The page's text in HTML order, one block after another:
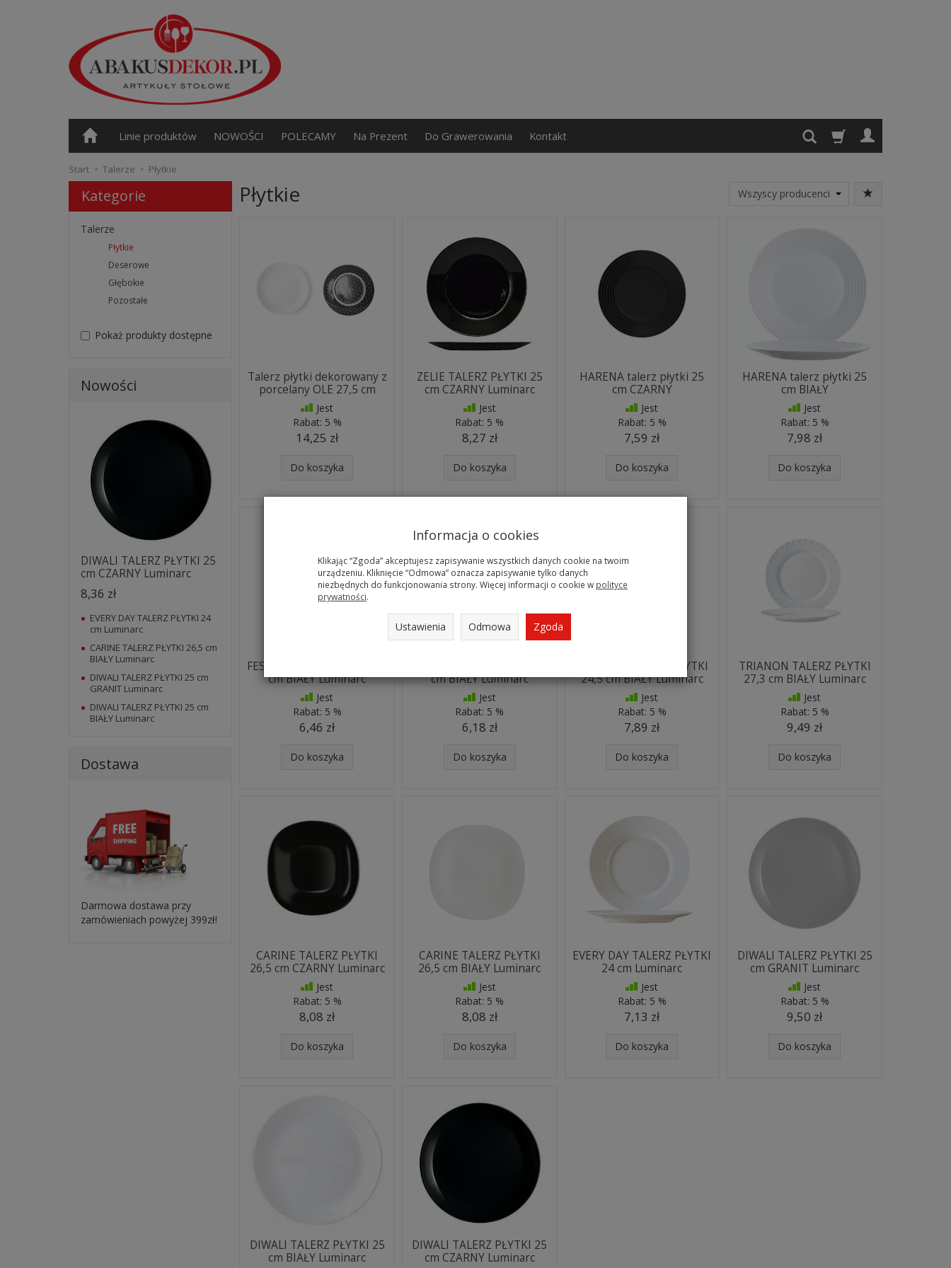
Linie produktów NOWOŚCI POLECAMY Na Prezent Do Grawerowania Kontakt
Start Talerze Płytkie
Płytkie
Talerz płytki dekorowany z
porcelany OLE 27,5 cm
Jest
Rabat: 5 %
14,25 zł
Do koszyka
ZELIE TALERZ PŁYTKI 25
cm CZARNY Luminarc
Jest
Rabat: 5 %
8,27 zł
Do koszyka
HARENA talerz płytki 25
cm CZARNY
Jest
Rabat: 5 %
7,59 zł
Do koszyka
HARENA talerz płytki 25
cm BIAŁY
Jest
Rabat: 5 %
7,98 zł
Do koszyka
FESTON TALERZ PŁYTKI 25
cm BIAŁY Luminarc
Jest
Rabat: 5 %
6,46 zł
Do koszyka
cm BIAŁY Luminarc
Jest
Rabat: 5 %
6,18 zł
Do koszyka
TRIANON TALERZ PŁYTKI
24,5 cm BIAŁY Luminarc
Jest
Rabat: 5 %
7,89 zł
Do koszyka
TRIANON TALERZ PŁYTKI
27,3 cm BIAŁY Luminarc
Jest
Rabat: 5 %
9,49 zł
Do koszyka
CARINE TALERZ PŁYTKI
26,5 cm CZARNY Luminarc
Jest
Rabat: 5 %
8,08 zł
Do koszyka
CARINE TALERZ PŁYTKI
26,5 cm BIAŁY Luminarc
Jest
Rabat: 5 %
8,08 zł
Do koszyka
EVERY DAY TALERZ PŁYTKI
24 cm Luminarc
Jest
Rabat: 5 %
7,13 zł
Do koszyka
DIWALI TALERZ PŁYTKI 25
cm GRANIT Luminarc
Jest
Rabat: 5 %
9,50 zł
Do koszyka
DIWALI TALERZ PŁYTKI 25
cm BIAŁY Luminarc
DIWALI TALERZ PŁYTKI 25
cm CZARNY Luminarc
Kategorie
Talerze
Płytkie
Deserowe
Głębokie
Pozostałe
Pokaż produkty dostępne
Nowości
DIWALI TALERZ PŁYTKI 25
cm CZARNY Luminarc
8,36 zł
EVERY DAY TALERZ PŁYTKI 24
cm Luminarc
CARINE TALERZ PŁYTKI 26,5 cm
BIAŁY Luminarc
DIWALI TALERZ PŁYTKI 25 cm
GRANIT Luminarc
DIWALI TALERZ PŁYTKI 25 cm
BIAŁY Luminarc
Dostawa
Darmowa dostawa przy
zamówieniach powyżej 399zł!
Informacja o cookies
Klikając “Zgoda” akceptujesz zapisywanie wszystkich danych cookie na twoim
urządzeniu. Kliknięcie “Odmowa” oznacza zapisywanie tylko danych
niezbędnych do funkcjonowania strony. Więcej informacji o cookie w polityce
prywatności.
Ustawienia Odmowa Zgoda